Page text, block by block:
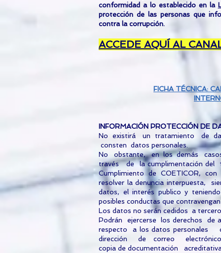
conformidad a lo establecido en la
protección de las personas que
contra la corrupción.
ACCEDE AQUÍ AL
FICHA TÉCNICA:
INFORMACIÓN PROTECCIÓN DE
No existirá un tratamiento de
consten datos personales.
No obstante, en los demás
través de la cumplimentación del
Cumplimiento de COETICOR,
resolver la denuncia interpuesta,
datos, el interés publico y
posibles conductas que
Los datos no serán cedidos a
Podrán ejercerse los derechos de
respecto a los datos
dirección de correo
copia de documentación